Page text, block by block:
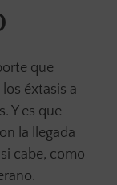
que
éxtasis a
Y es que
la llegada
cabe, como